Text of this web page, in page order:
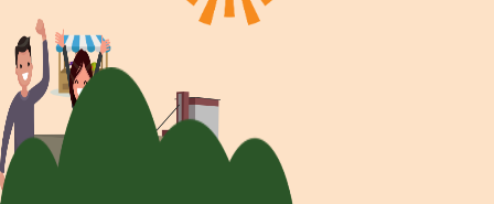
Home
Programma
Sprekers
Blokkenschema